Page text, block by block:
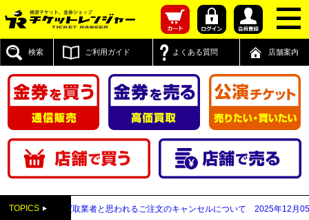
検索 ご利用ガイド よくある質問 店舗案内
TOPICS
が先払い買取業者と思われるご注文のキャンセルについて 2025年12月05日 【